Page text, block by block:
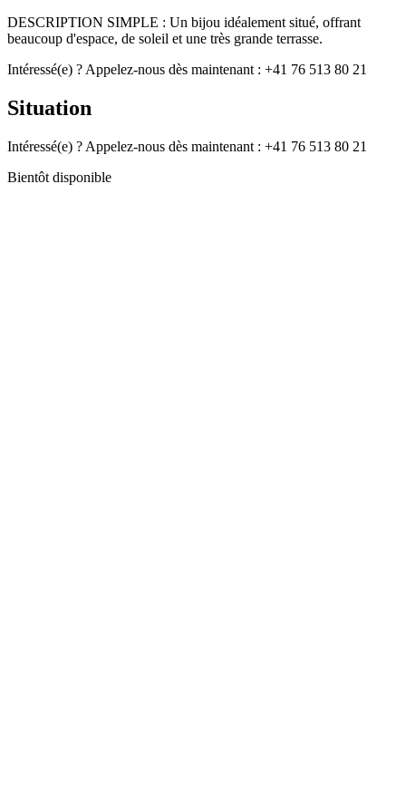
DESCRIPTION SIMPLE : Un bijou idéalement situé, offrant
beaucoup d'espace, de soleil et une très grande terrasse.
Intéressé(e) ? Appelez-nous dès maintenant : +41 76 513 80 21
Situation
Intéressé(e) ? Appelez-nous dès maintenant : +41 76 513 80 21
Bientôt disponible